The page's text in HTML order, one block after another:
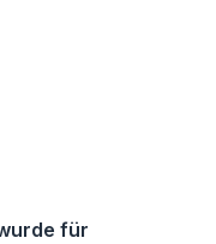
für